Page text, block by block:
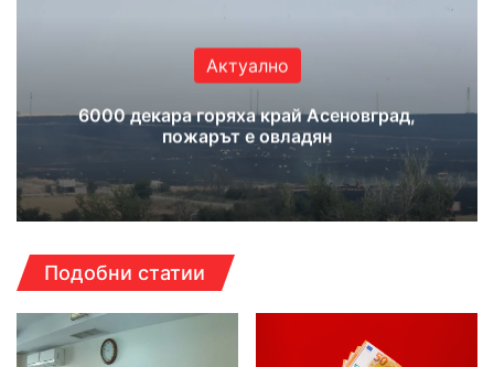
Актуално
6000 декара горяха край Асеновград,
пожарът е овладян
Подобни статии